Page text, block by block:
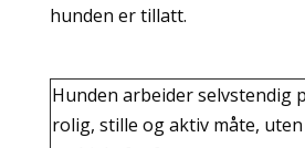
hunden er tillatt.
Hunden arbeider selvstendig
rolig, stille og aktiv måte,